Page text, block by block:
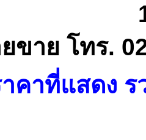
ขาย โทร.
คาที่แสดง